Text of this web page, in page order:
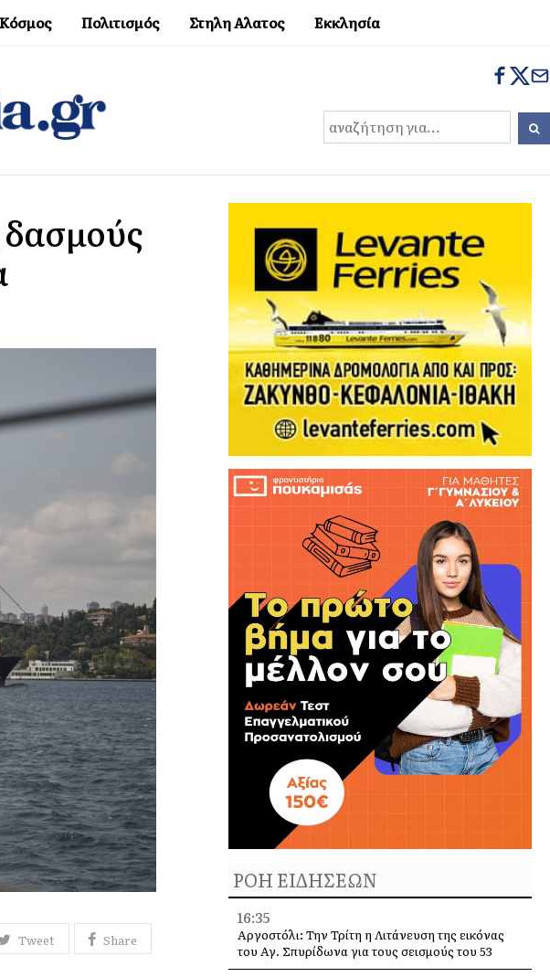
Κόσμος Πολιτισμός Στηλη Αλατος Εκκλησία
δασμούς
Tweet Share
ΡΟΗ ΕΙΔΗΣΕΩΝ
16:35
Αργοστόλι: Την Τρίτη η Λιτάνευση της εικόνας
του Αγ. Σπυρίδωνα για τους σεισμούς του 53